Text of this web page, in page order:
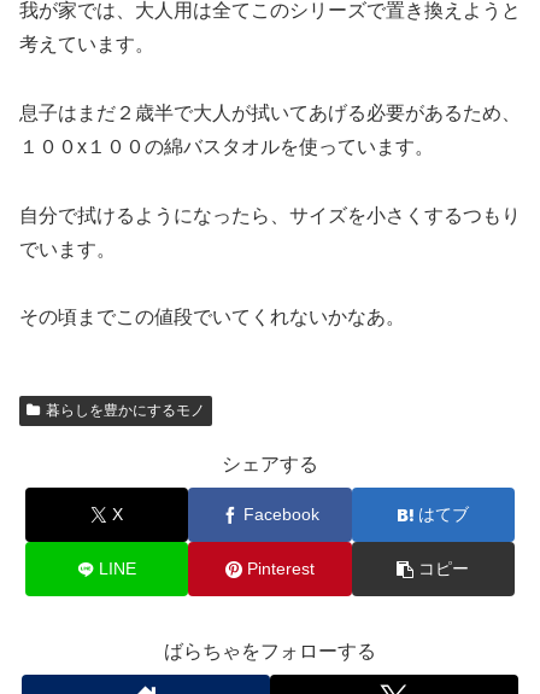
我が家では、大人用は全てこのシリーズで置き換えようと
考えています。
息子はまだ２歳半で大人が拭いてあげる必要があるため、
１００x１００の綿バスタオルを使っています。
自分で拭けるようになったら、サイズを小さくするつもり
でいます。
その頃までこの値段でいてくれないかなあ。
暮らしを豊かにするモノ
シェアする
X Facebook はてブ
LINE Pinterest コピー
ばらちゃをフォローする